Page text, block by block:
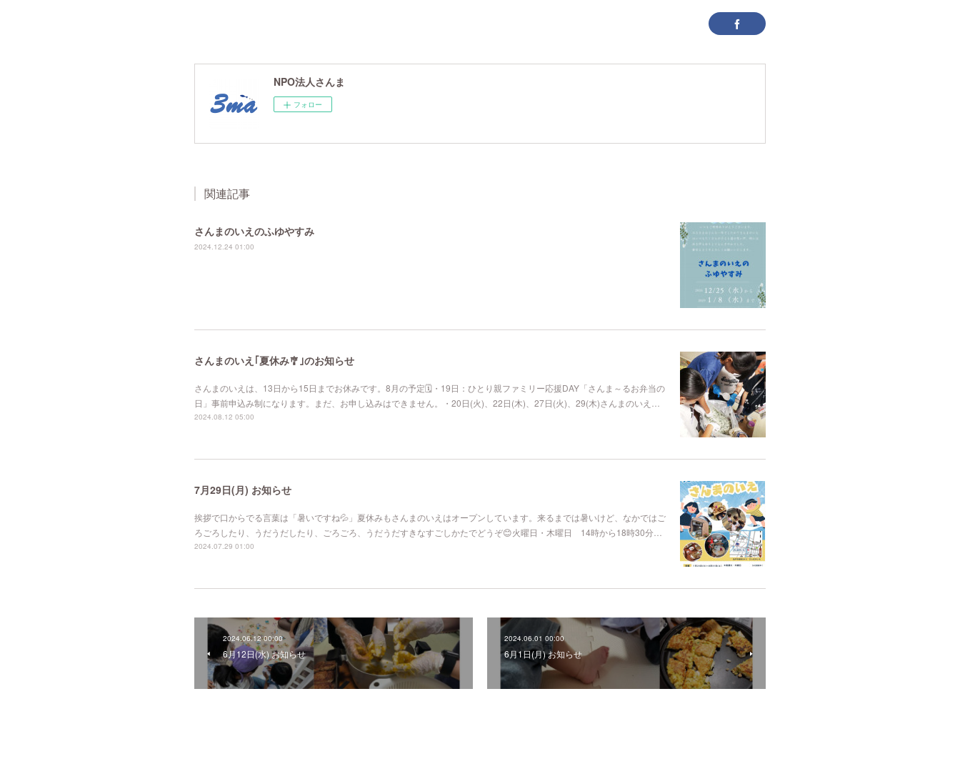
NPO法人さんま
フォロー
関連記事
さんまのいえのふゆやすみ
2024.12.24 01:00
さんまのいえ｢夏休み🎐｣のお知らせ
さんまのいえは、13日から15日までお休みです。8月の予定🗓️・19日：ひとり親ファミリー応援DAY「さんま～るお弁当の
日」事前申込み制になります。まだ、お申し込みはできません。・20日(火)、22日(木)、27日(火)、29(木)さんまのいえ…
2024.08.12 05:00
7月29日(月) お知らせ
挨拶で口からでる言葉は「暑いですね💦」夏休みもさんまのいえはオープンしています。来るまでは暑いけど、なかではご
ろごろしたり、うだうだしたり、ごろごろ、うだうだすきなすごしかたでどうぞ😊火曜日・木曜日 14時から18時30分…
2024.07.29 01:00
2024.06.12 00:00
6月12日(水) お知らせ
2024.06.01 00:00
6月1日(月) お知らせ